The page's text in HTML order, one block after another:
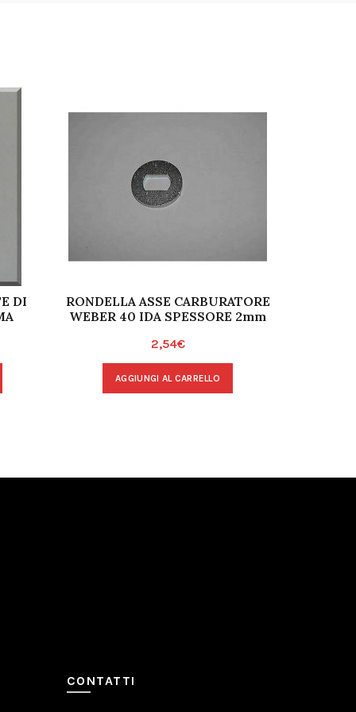
DI
RONDELLA ASSE CARBURATORE
WEBER 40 IDA SPESSORE 2mm
2,54€
AGGIUNGI AL CARRELLO
CONTATTI